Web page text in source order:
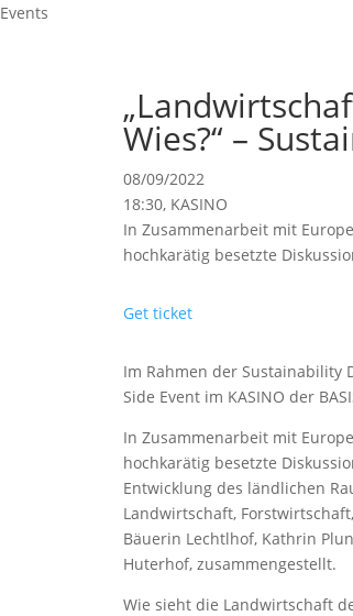
Events
Wies?“ –
08/09/2022
18:30, KASINO
In Zusammenarbeit mit
hochkarätig besetzte
Get ticket
Im Rahmen der Sustainability
Side Event im KASINO der
In Zusammenarbeit mit
hochkarätig besetzte
Entwicklung des ländlichen
Landwirtschaft,
Bäuerin Lechtlhof, Kathrin
Huterhof, zusammengestellt.
Wie sieht die Landwirtschaft